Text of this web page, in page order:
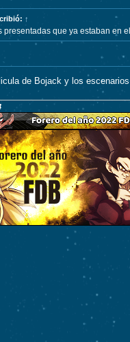
↑
presentadas que ya estaban en
de Bojack y los